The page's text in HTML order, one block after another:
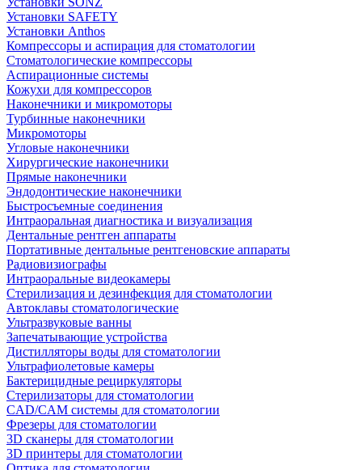
Установки SAFETY
Установки Anthos
Компрессоры и аспирация для стоматологии
Стоматологические компрессоры
Аспирационные системы
Кожухи для компрессоров
Наконечники и микромоторы
Турбинные наконечники
Микромоторы
Угловые наконечники
Хирургические наконечники
Прямые наконечники
Эндодонтические наконечники
Быстросъемные соединения
Интраоральная диагностика и визуализация
Дентальные рентген аппараты
Портативные дентальные рентгеновские аппараты
Радиовизиографы
Интраоральные видеокамеры
Стерилизация и дезинфекция для стоматологии
Автоклавы стоматологические
Ультразвуковые ванны
Запечатывающие устройства
Дистилляторы воды для стоматологии
Ультрафиолетовые камеры
Бактерицидные рециркуляторы
Стерилизаторы для стоматологии
CAD/CAM системы для стоматологии
Фрезеры для стоматологии
3D cканеры для стоматологии
3D принтеры для стоматологии